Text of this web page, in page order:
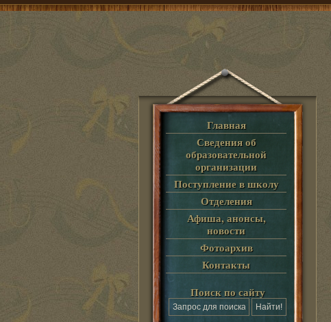
Главная
Сведения об
образовательной
организации
Поступление в школу
Отделения
Афиша, анонсы,
новости
Фотоархив
Контакты
Поиск по сайту